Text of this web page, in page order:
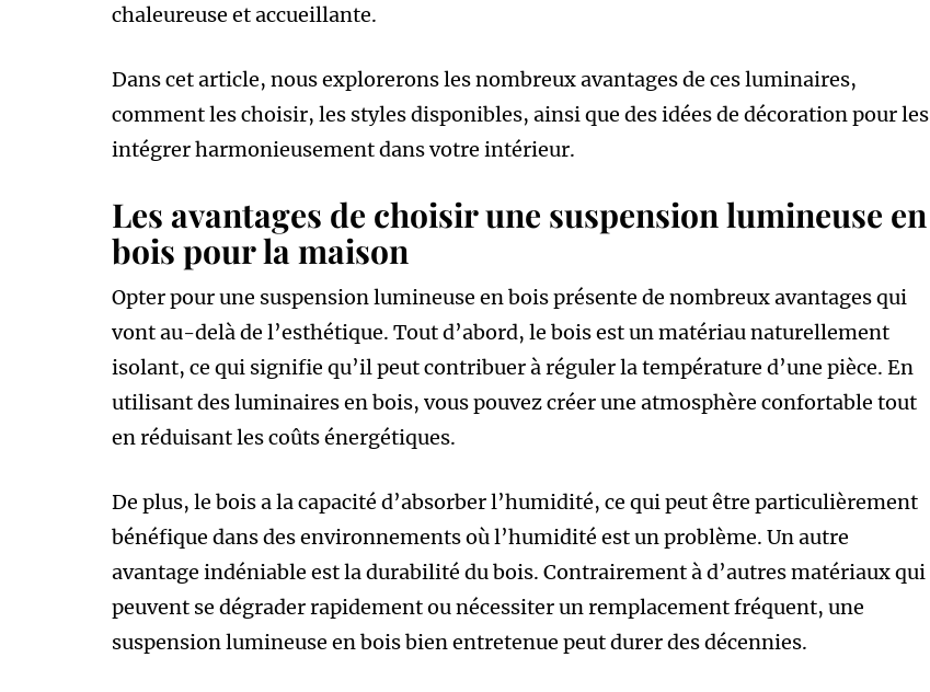
chaleureuse et accueillante.
Dans cet article, nous explorerons les nombreux avantages de ces luminaires,
comment les choisir, les styles disponibles, ainsi que des idées de décoration pour les
intégrer harmonieusement dans votre intérieur.
Les avantages de choisir une suspension lumineuse en
bois pour la maison
Opter pour une suspension lumineuse en bois présente de nombreux avantages qui
vont au-delà de l’esthétique. Tout d’abord, le bois est un matériau naturellement
isolant, ce qui signifie qu’il peut contribuer à réguler la température d’une pièce. En
utilisant des luminaires en bois, vous pouvez créer une atmosphère confortable tout
en réduisant les coûts énergétiques.
De plus, le bois a la capacité d’absorber l’humidité, ce qui peut être particulièrement
bénéfique dans des environnements où l’humidité est un problème. Un autre
avantage indéniable est la durabilité du bois. Contrairement à d’autres matériaux qui
peuvent se dégrader rapidement ou nécessiter un remplacement fréquent, une
suspension lumineuse en bois bien entretenue peut durer des décennies.